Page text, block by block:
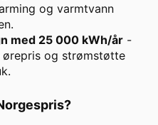
og varmtvann
med 25 000 kWh/år -
og strømstøtte